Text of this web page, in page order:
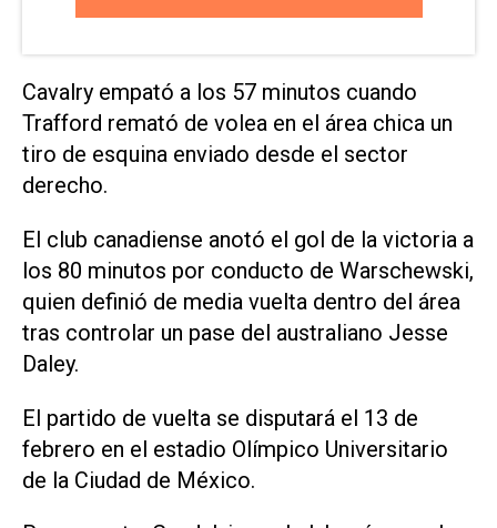
Cavalry empató a los 57 minutos cuando
Trafford remató de volea en el área chica un
tiro de esquina enviado desde el sector
derecho.
El club canadiense anotó el gol de la victoria a
los 80 minutos por conducto de Warschewski,
quien definió de media vuelta dentro del área
tras controlar un pase del australiano Jesse
Daley.
El partido de vuelta se disputará el 13 de
febrero en el estadio Olímpico Universitario
de la Ciudad de México.